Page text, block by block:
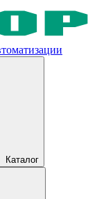
Каталог